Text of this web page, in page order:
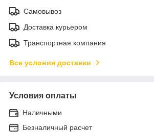
Самовывоз
Доставка курьером
Транспортная компания
Все условия доставки
Условия оплаты
Наличными
Безналичный расчет